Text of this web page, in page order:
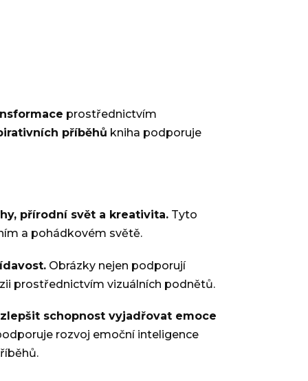
prostřednictvím
příběhů kniha podporuje
přírodní svět a kreativita. Tyto
a pohádkovém světě.
Obrázky nejen podporují
prostřednictvím vizuálních podnětů.
schopnost vyjadřovat emoce
rozvoj emoční inteligence